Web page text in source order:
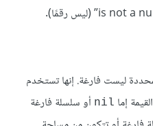
ليست فارغة. إنها تستخدم
إما nil أو سلسلة فارغة